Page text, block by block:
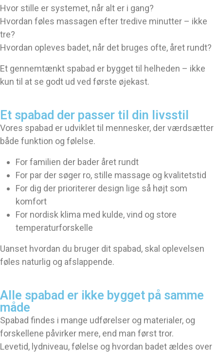
Hvor stille er systemet, når alt er i gang?
Hvordan føles massagen efter tredive minutter – ikke
tre?
Hvordan opleves badet, når det bruges ofte, året rundt?
Et gennemtænkt spabad er bygget til helheden – ikke
kun til at se godt ud ved første øjekast.
Et spabad der passer til din livsstil
Vores spabad er udviklet til mennesker, der værdsætter
både funktion og følelse.
For familien der bader året rundt
For par der søger ro, stille massage og kvalitetstid
For dig der prioriterer design lige så højt som
komfort
For nordisk klima med kulde, vind og store
temperaturforskelle
Uanset hvordan du bruger dit spabad, skal oplevelsen
føles naturlig og afslappende.
Alle spabad er ikke bygget på samme
måde
Spabad findes i mange udførelser og materialer, og
forskellene påvirker mere, end man først tror.
Levetid, lydniveau, følelse og hvordan badet ældes over